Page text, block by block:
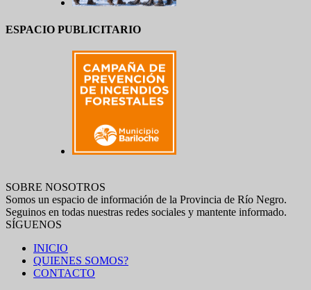
ESPACIO PUBLICITARIO
SOBRE NOSOTROS
Somos un espacio de información de la Provincia de Río Negro.
Seguinos en todas nuestras redes sociales y mantente informado.
SÍGUENOS
INICIO
QUIENES SOMOS?
CONTACTO